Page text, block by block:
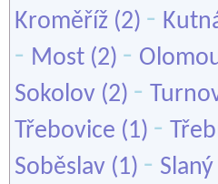
Kroměříž (2) -
- Most (2) -
Sokolov (2) -
Třebovice (1) -
Soběslav (1) - Slaný